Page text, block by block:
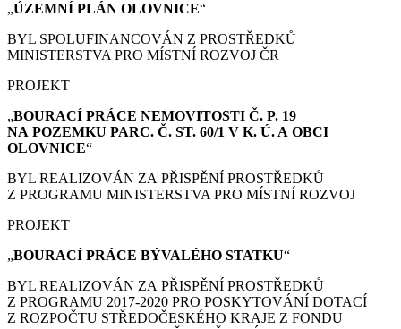
„ÚZEMNÍ PLÁN OLOVNICE“
BYL SPOLUFINANCOVÁN Z PROSTŘEDKŮ
MINISTERSTVA PRO MÍSTNÍ ROZVOJ ČR
PROJEKT
„BOURACÍ PRÁCE NEMOVITOSTI Č. P. 19
NA POZEMKU PARC. Č. ST. 60/1 V K. Ú. A OBCI
OLOVNICE“
BYL REALIZOVÁN ZA PŘISPĚNÍ PROSTŘEDKŮ
Z PROGRAMU MINISTERSTVA PRO MÍSTNÍ ROZVOJ
PROJEKT
„BOURACÍ PRÁCE BÝVALÉHO STATKU“
BYL REALIZOVÁN ZA PŘISPĚNÍ PROSTŘEDKŮ
Z PROGRAMU 2017-2020 PRO POSKYTOVÁNÍ DOTACÍ
Z ROZPOČTU STŘEDOČESKÉHO KRAJE Z FONDU